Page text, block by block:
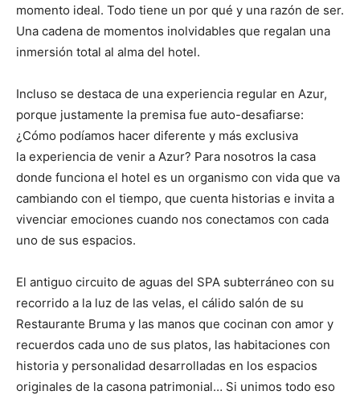
momento ideal. Todo tiene un por qué y una razón de ser.
Una cadena de momentos inolvidables que regalan una
inmersión total al alma del hotel.
Incluso se destaca de una experiencia regular en Azur,
porque justamente la premisa fue auto-desafiarse:
¿Cómo podíamos hacer diferente y más exclusiva
la experiencia de venir a Azur? Para nosotros la casa
donde funciona el hotel es un organismo con vida que va
cambiando con el tiempo, que cuenta historias e invita a
vivenciar emociones cuando nos conectamos con cada
uno de sus espacios.
El antiguo circuito de aguas del SPA subterráneo con su
recorrido a la luz de las velas, el cálido salón de su
Restaurante Bruma y las manos que cocinan con amor y
recuerdos cada uno de sus platos, las habitaciones con
historia y personalidad desarrolladas en los espacios
originales de la casona patrimonial… Si unimos todo eso